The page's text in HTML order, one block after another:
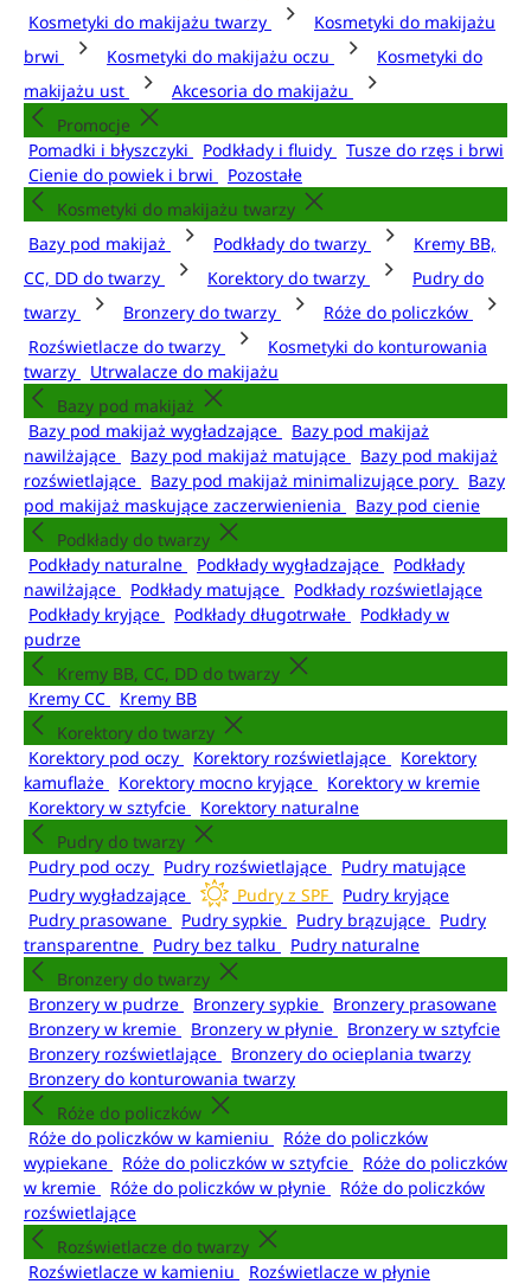
Kosmetyki do makijażu twarzy
Kosmetyki do makijażu
brwi
Kosmetyki do makijażu oczu
Kosmetyki do
makijażu ust
Akcesoria do makijażu
Promocje
Pomadki i błyszczyki
Podkłady i fluidy
Tusze do rzęs i brwi
Cienie do powiek i brwi
Pozostałe
Kosmetyki do makijażu twarzy
Bazy pod makijaż
Podkłady do twarzy
Kremy BB,
CC, DD do twarzy
Korektory do twarzy
Pudry do
twarzy
Bronzery do twarzy
Róże do policzków
Rozświetlacze do twarzy
Kosmetyki do konturowania
twarzy
Utrwalacze do makijażu
Bazy pod makijaż
Bazy pod makijaż wygładzające
Bazy pod makijaż
nawilżające
Bazy pod makijaż matujące
Bazy pod makijaż
rozświetlające
Bazy pod makijaż minimalizujące pory
Bazy
pod makijaż maskujące zaczerwienienia
Bazy pod cienie
Podkłady do twarzy
Podkłady naturalne
Podkłady wygładzające
Podkłady
nawilżające
Podkłady matujące
Podkłady rozświetlające
Podkłady kryjące
Podkłady długotrwałe
Podkłady w
pudrze
Kremy BB, CC, DD do twarzy
Kremy CC
Kremy BB
Korektory do twarzy
Korektory pod oczy
Korektory rozświetlające
Korektory
kamuflaże
Korektory mocno kryjące
Korektory w kremie
Korektory w sztyfcie
Korektory naturalne
Pudry do twarzy
Pudry pod oczy
Pudry rozświetlające
Pudry matujące
Pudry wygładzające
Pudry z SPF
Pudry kryjące
Pudry prasowane
Pudry sypkie Pudry brązujące
Pudry
transparentne
Pudry bez talku
Pudry naturalne
Bronzery do twarzy
Bronzery w pudrze
Bronzery sypkie
Bronzery prasowane
Bronzery w kremie
Bronzery w płynie
Bronzery w sztyfcie
Bronzery rozświetlające
Bronzery do ocieplania twarzy
Bronzery do konturowania twarzy
Róże do policzków
Róże do policzków w kamieniu
Róże do policzków
wypiekane
Róże do policzków w sztyfcie
Róże do policzków
w kremie
Róże do policzków w płynie
Róże do policzków
rozświetlające
Rozświetlacze do twarzy
Rozświetlacze w kamieniu
Rozświetlacze w płynie